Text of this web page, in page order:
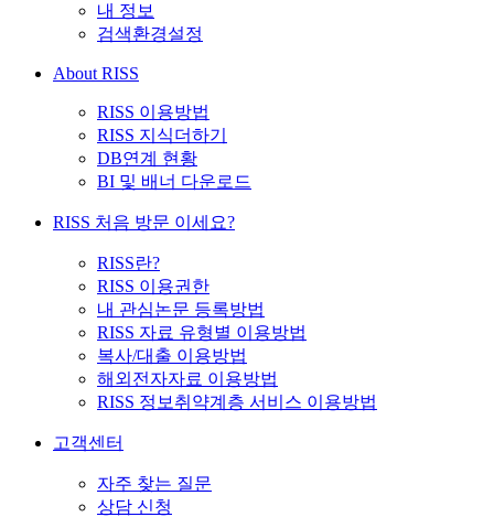
내 정보
검색환경설정
About RISS
RISS 이용방법
RISS 지식더하기
DB연계 현황
BI 및 배너 다운로드
RISS 처음 방문 이세요?
RISS란?
RISS 이용권한
내 관심논문 등록방법
RISS 자료 유형별 이용방법
복사/대출 이용방법
해외전자자료 이용방법
RISS 정보취약계층 서비스 이용방법
고객센터
자주 찾는 질문
상담 신청